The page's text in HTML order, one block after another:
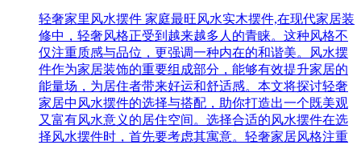
轻奢家里风水摆件 家庭最旺风水实木摆件,在现代家居装
修中，轻奢风格正受到越来越多人的青睐。这种风格不
仅注重质感与品位，更强调一种内在的和谐美。风水摆
件作为家居装饰的重要组成部分，能够有效提升家居的
能量场，为居住者带来好运和舒适感。本文将探讨轻奢
家居中风水摆件的选择与搭配，助你打造出一个既美观
又富有风水意义的居住空间。选择合适的风水摆件在选
择风水摆件时，首先要考虑其寓意。轻奢家居风格注重